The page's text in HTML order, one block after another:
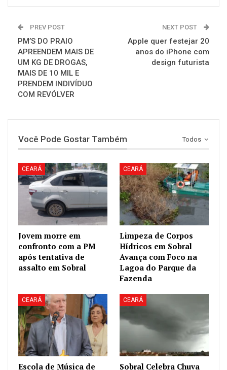
PREV POST
PM’S DO PRAIO
APREENDEM MAIS DE
UM KG DE DROGAS,
MAIS DE 10 MIL E
PRENDEM INDIVÍDUO
COM REVÓLVER
NEXT POST
Apple quer festejar 20
anos do iPhone com
design futurista
Todos
Você Pode Gostar Também
CEARÁ
Jovem morre em
confronto com a PM
após tentativa de
assalto em Sobral
CEARÁ
Limpeza de Corpos
Hídricos em Sobral
Avança com Foco na
Lagoa do Parque da
Fazenda
CEARÁ
Escola de Música de
CEARÁ
Sobral Celebra Chuva